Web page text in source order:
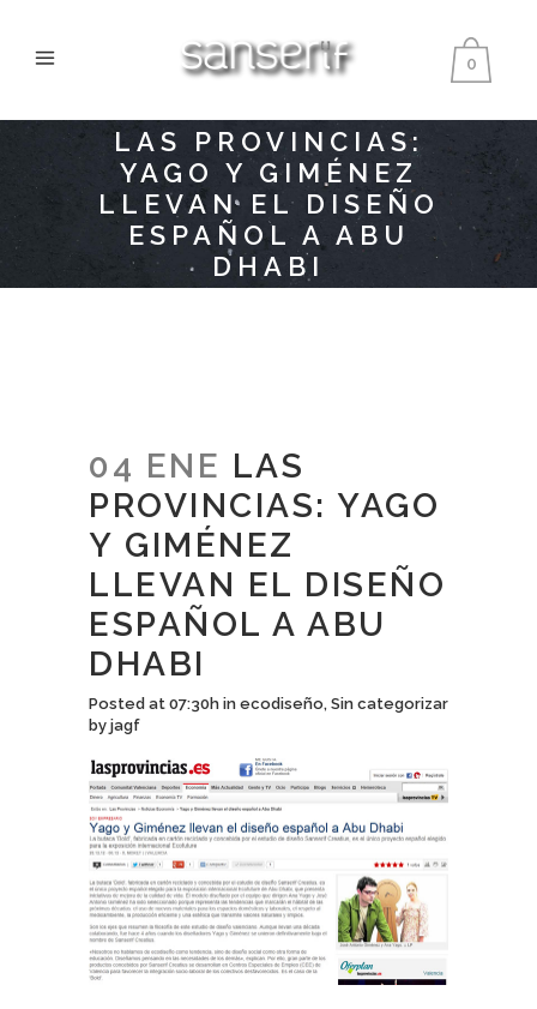
0
LAS PROVINCIAS:
YAGO Y GIMÉNEZ
LLEVAN EL DISEÑO
ESPAÑOL A ABU
DHABI
04 ENE LAS
PROVINCIAS: YAGO
Y GIMÉNEZ
LLEVAN EL DISEÑO
ESPAÑOL A ABU
DHABI
Posted at 07:30h in ecodiseño, Sin categorizar
by jagf